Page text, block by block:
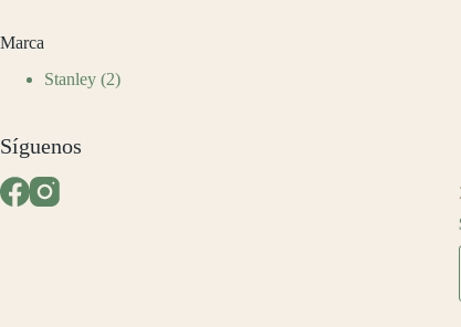
Marca
Stanley (2)
Síguenos